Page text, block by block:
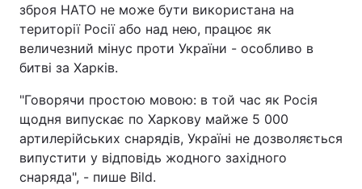
зброя НАТО не може бути використана на
території Росії або над нею, працює як
величезний мінус проти України - особливо в
битві за Харків.
"Говорячи простою мовою: в той час як Росія
щодня випускає по Харкову майже 5 000
артилерійських снарядів, Україні не дозволяється
випустити у відповідь жодного західного
снаряда", - пише Bild.